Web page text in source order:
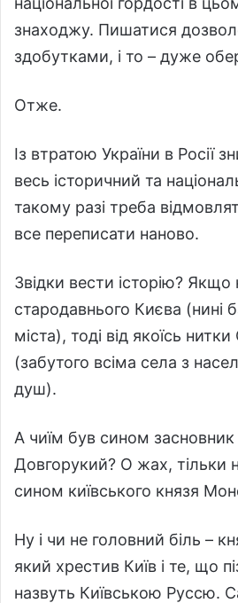
знаходжу. Пишатися
здобутками, і то – дуже
Отже.
Із втратою України в Росії
весь історичний та
такому разі треба
все переписати наново.
Звідки вести історію? Якщо
стародавнього Києва (нині
міста), тоді від якоїсь
(забутого всіма села з
душ).
А чиїм був сином
Довгорукий? О жах, тільки
сином київського князя
Ну і чи не головний біль –
який хрестив Київ і те, що
назвуть Київською Руссю.